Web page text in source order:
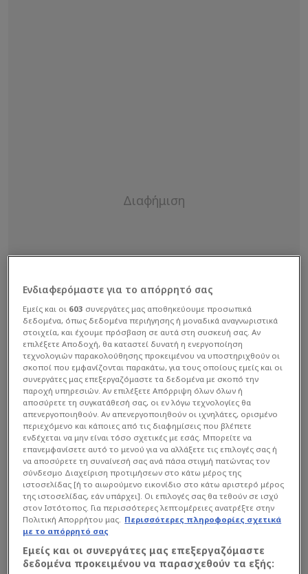
Μιλώντας στην Cosmote TV μετά το1-1με την
ΑΕΚστην Allwyn Arena, o Βάσκος τεχνικός έδωσε
συγχαρητήρια στην Ένωση για την κατάκτηση
του τίτλου, ενώ τόνισε ότι θα ξεκινήσει άμεσα η
δουλειά για τη διαμόρφωση του Ολυμπιακού της
σεζόν 2026-27.
Διαβάστε επίσης...
Ενδιαφερόμαστε για το απόρρητό σας
Εμείς και οι 603 συνεργάτες μας αποθηκεύουμε προσωπικά
δεδομένα, όπως δεδομένα περιήγησης ή μοναδικά αναγνωριστικά
στοιχεία, και έχουμε πρόσβαση σε αυτά στη συσκευή σας. Αν
επιλέξετε Αποδοχή, θα καταστεί δυνατή η ενεργοποίηση
τεχνολογιών παρακολούθησης προκειμένου να υποστηριχθούν οι
σκοποί που εμφανίζονται παρακάτω, για τους οποίους εμείς και οι
συνεργάτες μας επεξεργαζόμαστε τα δεδομένα με σκοπό την
παροχή υπηρεσιών. Αν επιλέξετε Απόρριψη όλων όλων ή
αποσύρετε τη συγκατάθεσή σας, οι εν λόγω τεχνολογίες θα
απενεργοποιηθούν. Αν απενεργοποιηθούν οι ιχνηλάτες, ορισμένο
περιεχόμενο και κάποιες από τις διαφημίσεις που βλέπετε
ενδέχεται να μην είναι τόσο σχετικές με εσάς. Μπορείτε να
επανεμφανίσετε αυτό το μενού για να αλλάξετε τις επιλογές σας ή
να αποσύρετε τη συναίνεσή σας ανά πάσα στιγμή πατώντας τον
σύνδεσμο Διαχείριση προτιμήσεων στο κάτω μέρος της
ιστοσελίδας [ή το αιωρούμενο εικονίδιο στο κάτω αριστερό μέρος
της ιστοσελίδας, εάν υπάρχει]. Οι επιλογές σας θα τεθούν σε ισχύ
στον Ιστότοπος. Για περισσότερες λεπτομέρειες ανατρέξτε στην
Πολιτική Απορρήτου μας. Περισσότερες πληροφορίες σχετικά
με το απόρρητό σας
Εμείς και οι συνεργάτες μας επεξεργαζόμαστε
δεδομένα προκειμένου να παρασχεθούν τα εξής: